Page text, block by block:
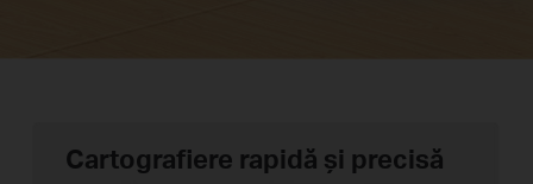
Cartografiere rapidă și precisă